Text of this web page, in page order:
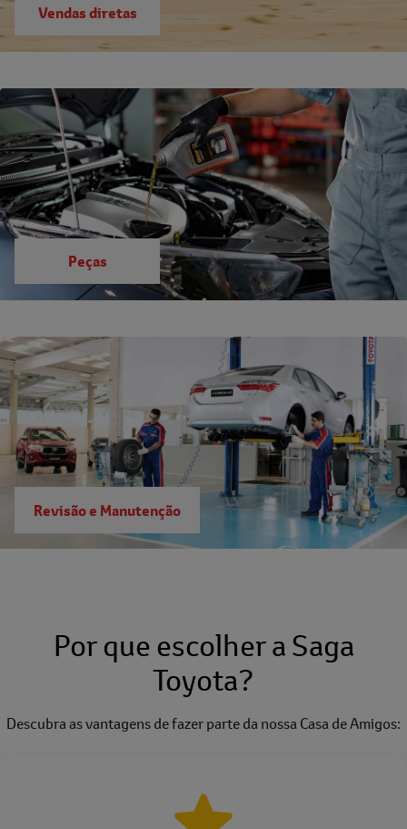
Vendas diretas
Peças
Revisão e Manutenção
Por que escolher a Saga
Toyota?
Descubra as vantagens de fazer parte da nossa Casa de Amigos: